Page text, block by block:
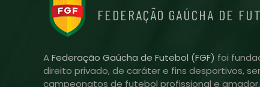
FEDERAÇÃO GAÚCHA DE
AFederação Gaúcha de Futebol (FGF) foi
direito privado, de caráter e fins desportivos,
campeonatos de futebol profissional e